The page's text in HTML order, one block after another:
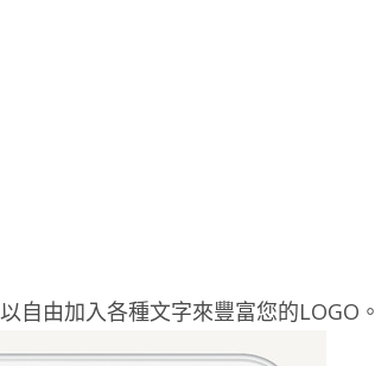
自由加入各種文字來豐富您的LOGO。